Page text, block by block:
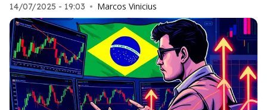
14/07/2025 - 19:03 • Marcos Vinicius